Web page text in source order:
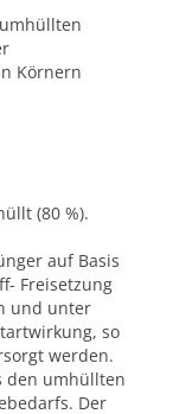
Körnern
(80 %).
auf Basis
Freisetzung
und unter
so
werden.
den umhüllten
Der